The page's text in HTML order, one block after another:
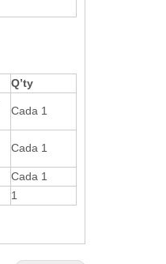
Q’ty
Cada 1
Cada 1
Cada 1
1